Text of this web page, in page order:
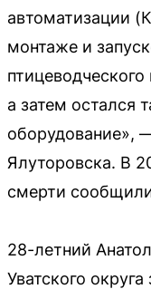
автоматизации
монтаже и
а затем остался
оборудование»,
Ялуторовска. В
смерти
28-летний
Уватского